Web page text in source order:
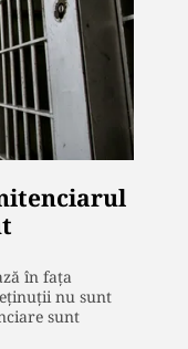
în fața
nu sunt
sunt